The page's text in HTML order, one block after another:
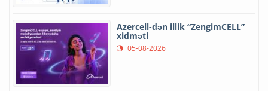
Azercell-dən illik “ZengimCELL”
xidməti
05-08-2026